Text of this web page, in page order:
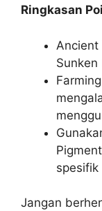
Ringkasan
Sunken
spesifik
Jangan